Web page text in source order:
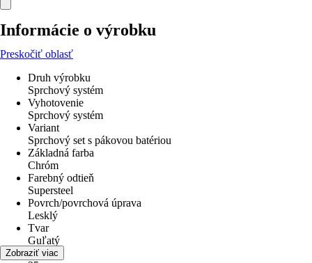
Informácie o výrobku
Preskočiť oblasť
Druh výrobku
Sprchový systém
Vyhotovenie
Sprchový systém
Variant
Sprchový set s pákovou batériou
Základná farba
Chróm
Farebný odtieň
Supersteel
Povrch/povrchová úprava
Lesklý
Tvar
Guľatý
Šírka
Zobraziť viac